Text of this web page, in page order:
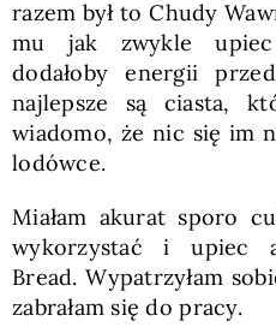
razem był to Chudy
mu jak zwykle
dodałoby energii
najlepsze są ciasta,
wiadomo, że nic się im
lodówce.
Miałam akurat sporo
wykorzystać i upiec
Bread. Wypatrzyłam
zabrałam się do pracy.